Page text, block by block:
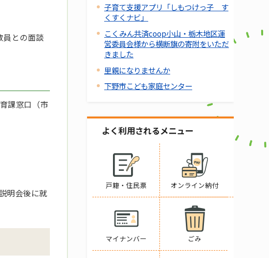
員との面談
課窓口（市
明会後に就
子育て支援アプリ「しもつけっ子 す
くすくナビ」
こくみん共済coop小山・栃木地区運
営委員会様から横断旗の寄附をいただ
きました
里親になりませんか
下野市こども家庭センター
よく利用されるメニュー
戸籍・住民票 オンライン納付
マイナンバー ごみ